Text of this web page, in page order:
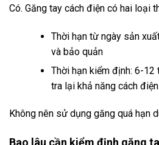
Có. Găng tay cách điện có hai loại
Thời hạn từ ngày sản
và bảo quản
Thời hạn kiểm định: 6-12
tra lại khả năng cách điện
Không nên sử dụng găng quá hạn
Bao lâu cần kiểm định găng